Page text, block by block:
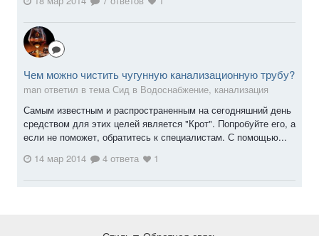
Чем можно чистить чугунную канализационную трубу?
man ответил в тема Сид в Водоснабжение, канализация
Самым известным и распространенным на сегодняшний день
средством для этих целей является "Крот". Попробуйте его, а
если не поможет, обратитесь к специалистам. С помощью...
14 мар 2014
4 ответа 1